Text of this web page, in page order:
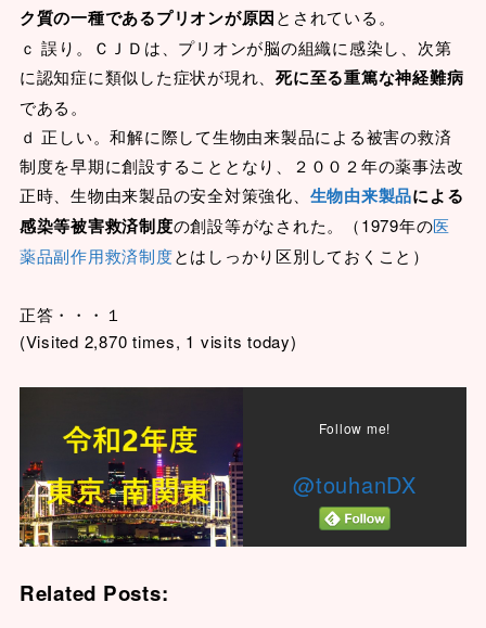
ク質の一種であるプリオンが原因とされている。
ｃ 誤り。ＣＪＤは、プリオンが脳の組織に感染し、次第
に認知症に類似した症状が現れ、死に至る重篤な神経難病
である。
ｄ 正しい。和解に際して生物由来製品による被害の救済
制度を早期に創設することとなり、２００２年の薬事法改
正時、生物由来製品の安全対策強化、 生物由来製品による
感染等被害救済制度の創設等がなされた。（1979年の医
薬品副作用救済制度とはしっかり区別しておくこと）
正答・・・１
(Visited 2,870 times, 1 visits today)
Follow me!
@touhanDX
Related Posts: